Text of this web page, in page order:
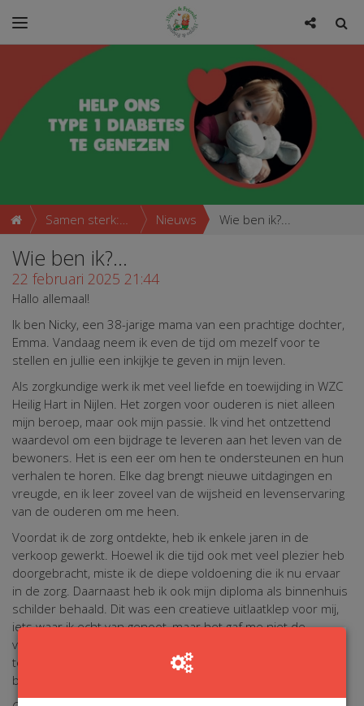
Samen sterk:
Emma voor
Hippo &
Friends
Nieuws Wie ben ik?...
Wie ben ik?...
22 februari 2025 21:44
Hallo allemaal!
Ik ben Nicky, een 38-jarige mama van een prachtige dochter,
Emma. Vandaag neem ik even de tijd om mezelf voor te
stellen en jullie een inkijkje te geven in mijn leven.
Als zorgkundige werk ik met veel liefde en toewijding in WZC
Heilig Hart in Nijlen. Het zorgen voor ouderen is niet alleen
mijn beroep, maar ook mijn passie. Ik vind het ontzettend
waardevol om een bijdrage te leveren aan het leven van de
bewoners. Het is een eer om hen te ondersteunen en hun
verhalen te horen. Elke dag brengt nieuwe uitdagingen en
vreugde, en ik leer zoveel van de wijsheid en levenservaring
van de ouderen om me heen.
Voordat ik de zorg ontdekte, heb ik enkele jaren in de
verkoop gewerkt. Hoewel ik die tijd ook met veel plezier heb
doorgebracht, miste ik de diepe voldoening die ik nu ervaar
in de zorg. Daarnaast heb ik ook mijn diploma als binnenhuis
schilder behaald. Dit was een creatieve uitlaatklep voor mij,
iets waar ik echt van genoot, maar het gaf me niet de
vervulling die ik zocht. Het was pas toen ik in de zorg
terechtkwam dat ik het gevoel kreeg dat ik echt iets
betekende voor anderen.